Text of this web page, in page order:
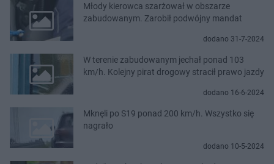
Młody kierowca szarżował w obszarze
zabudowanym. Zarobił podwójny mandat
dodano 31-7-2024
W terenie zabudowanym jechał ponad 103
km/h. Kolejny pirat drogowy stracił prawo jazdy
dodano 16-6-2024
Mknęli po S19 ponad 200 km/h. Wszystko się
nagrało
dodano 10-5-2024